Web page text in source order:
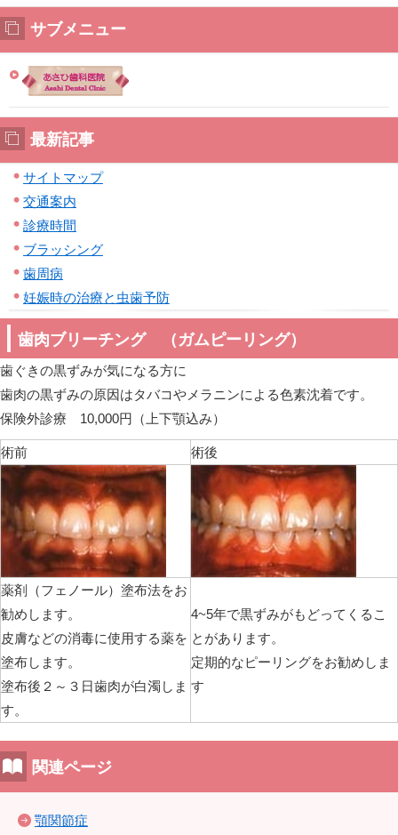
サブメニュー
最新記事
サイトマップ
交通案内
診療時間
ブラッシング
歯周病
妊娠時の治療と虫歯予防
歯肉ブリーチング （ガムピーリング）
歯ぐきの黒ずみが気になる方に
歯肉の黒ずみの原因はタバコやメラニンによる色素沈着です。
保険外診療 10,000円（上下顎込み）
術前 術後
薬剤（フェノール）塗布法をお
勧めします。
皮膚などの消毒に使用する薬を
塗布します。
塗布後２～３日歯肉が白濁しま
す。
4~5年で黒ずみがもどってくるこ
とがあります。
定期的なピーリングをお勧めしま
す
関連ページ
顎関節症